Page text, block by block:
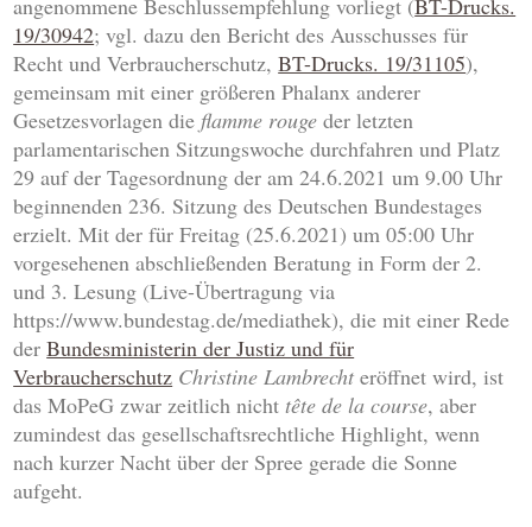
angenommene Beschlussempfehlung vorliegt (BT-Drucks.
19/30942; vgl. dazu den Bericht des Ausschusses für
Recht und Verbraucherschutz,BT-Drucks. 19/31105),
gemeinsam mit einer größeren Phalanx anderer
Gesetzesvorlagen die flamme rouge der letzten
parlamentarischen Sitzungswoche durchfahren und Platz
29 auf der Tagesordnung der am 24.6.2021 um 9.00 Uhr
beginnenden 236. Sitzung des Deutschen Bundestages
erzielt. Mit der für Freitag (25.6.2021) um 05:00 Uhr
vorgesehenen abschließenden Beratung in Form der 2.
und 3. Lesung (Live-Übertragung via
https://www.bundestag.de/mediathek), die mit einer Rede
derBundesministerin der Justiz und für
Verbraucherschutz Christine Lambrechteröffnet wird, ist
das MoPeG zwar zeitlich nichttête de la course, aber
zumindest das gesellschaftsrechtliche Highlight, wenn
nach kurzer Nacht über der Spree gerade die Sonne
aufgeht.